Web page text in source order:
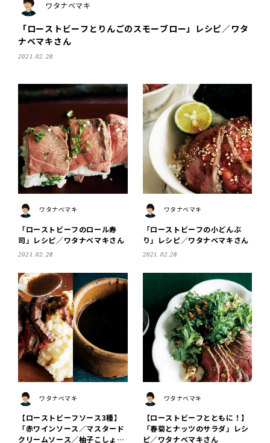
ワタナベマキ
「ローストビーフとりんごのスモーブロー」レシピ／ワタ
ナベマキさん
2021.02.28
ワタナベマキ
「ローストビーフのロール寿
司」レシピ／ワタナベマキさん
2021.02.28
ワタナベマキ
「ローストビーフの小どんぶ
り」レシピ／ワタナベマキさん
2021.02.28
ワタナベマキ
【ローストビーフソース3種】
「赤ワインソース／マスタード
クリームソース／柚子こしょう
ワタナベマキ
【ローストビーフとともに！】
「春菊とナッツのサラダ」レシ
ピ／ワタナベマキさん